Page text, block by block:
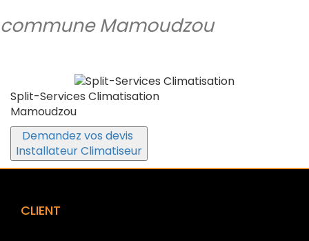
commune Mamoudzou
Split-Services Climatisation
Mamoudzou
Demandez vos devis
Installateur Climatiseur
CLIENT